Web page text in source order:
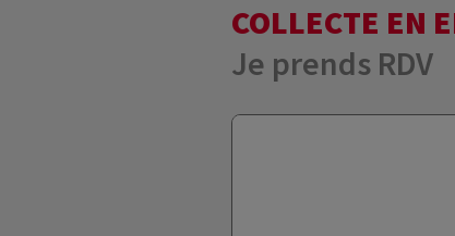
COLLECTE EN
Je prends RDV